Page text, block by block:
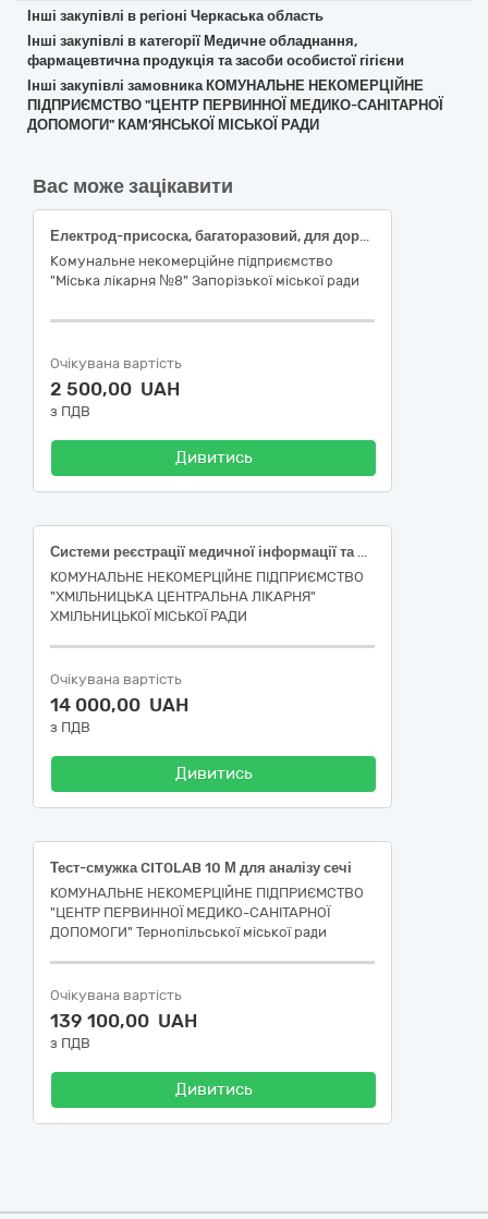
Інші закупівлі в регіоні Черкаська область
Інші закупівлі в категорії Медичне обладнання,
фармацевтична продукція та засоби особистої гігієни
Інші закупівлі замовника КОМУНАЛЬНЕ НЕКОМЕРЦІЙНЕ
ПІДПРИЄМСТВО "ЦЕНТР ПЕРВИННОЇ МЕДИКО-САНІТАРНОЇ
ДОПОМОГИ" КАМ’ЯНСЬКОЇ МІСЬКОЇ РАДИ
Вас може зацікавити
Електрод-присоска, багаторазовий, для дорослих, основа гума, d-24 мм (кругла форма), конектор універсальний гвинт; Електроди для ЕКГ: багаторазові, вікова категорія: дорослі, форма прищепка, матеріал основи: пластик, розмір 24х47 мм
Комунальне некомерційне підприємство
"Міська лікарня №8" Запорізької міської ради
Очікувана вартість
2 500,00 UAH
з ПДВ
Дивитись
Системи реєстрації медичної інформації та дослідне обладнання
КОМУНАЛЬНЕ НЕКОМЕРЦІЙНЕ ПІДПРИЄМСТВО
"ХМІЛЬНИЦЬКА ЦЕНТРАЛЬНА ЛІКАРНЯ"
ХМІЛЬНИЦЬКОЇ МІСЬКОЇ РАДИ
Очікувана вартість
14 000,00 UAH
з ПДВ
Дивитись
Тест-смужка CITOLAB 10 М для аналізу сечі
КОМУНАЛЬНЕ НЕКОМЕРЦІЙНЕ ПІДПРИЄМСТВО
"ЦЕНТР ПЕРВИННОЇ МЕДИКО-САНІТАРНОЇ
ДОПОМОГИ" Тернопільської міської ради
Очікувана вартість
139 100,00 UAH
з ПДВ
Дивитись